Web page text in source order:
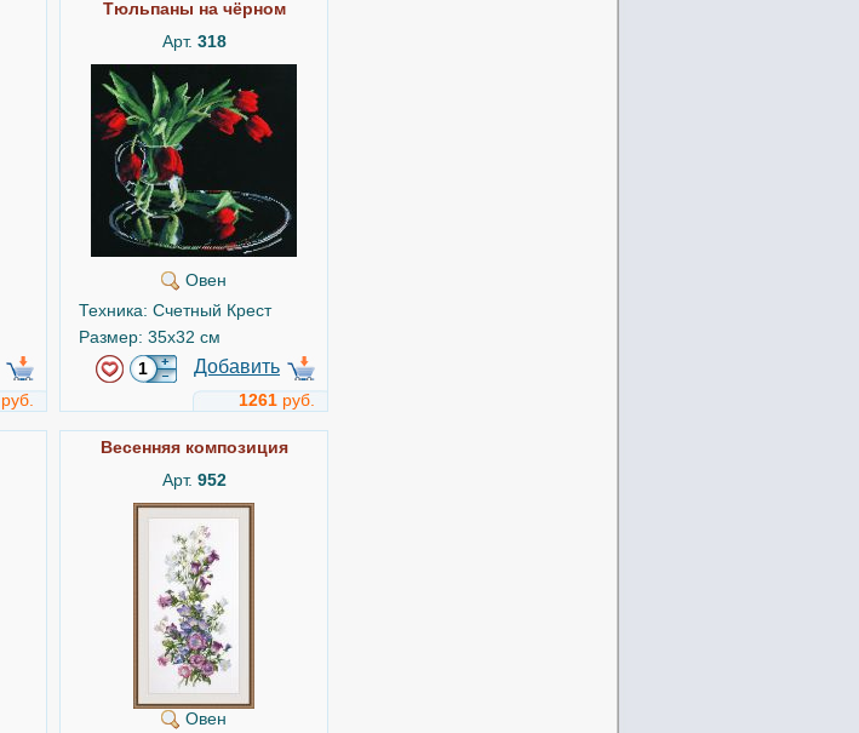
руб.
Тюльпаны на чёрном
Арт. 318
Овен
Техника: Счетный Крест
Размер: 35x32 см
Добавить
1261 руб.
Весенняя композиция
Арт. 952
Овен